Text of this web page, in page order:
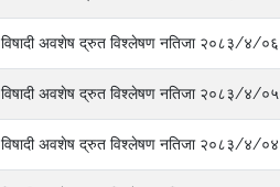
विषादी अवशेष द्रुत विश्लेषण नतिजा २०८३/४/०६
विषादी अवशेष द्रुत विश्लेषण नतिजा २०८३/४/०५
विषादी अवशेष द्रुत विश्लेषण नतिजा २०८३/४/०४